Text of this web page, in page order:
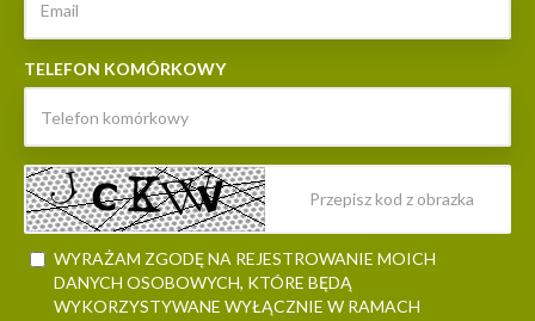
TELEFON KOMÓRKOWY
WYRAŻAM ZGODĘ NA REJESTROWANIE MOICH
DANYCH OSOBOWYCH, KTÓRE BĘDĄ
WYKORZYSTYWANE WYŁĄCZNIE W RAMACH